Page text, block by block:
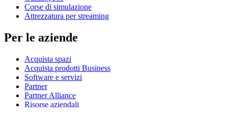
Corse di simulazione
Attrezzatura per streaming
Per le aziende
Acquista spazi
Acquista prodotti Business
Software e servizi
Partner
Partner Alliance
Risorse aziendali